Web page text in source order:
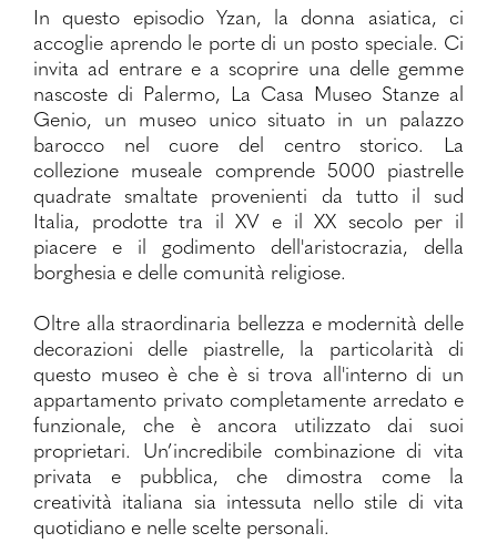
In questo episodio Yzan, la donna asiatica, ci
accoglie aprendo le porte di un posto speciale. Ci
invita ad entrare e a scoprire una delle gemme
nascoste di Palermo, La Casa Museo Stanze al
Genio, un museo unico situato in un palazzo
barocco nel cuore del centro storico. La
collezione museale comprende 5000 piastrelle
quadrate smaltate provenienti da tutto il sud
Italia, prodotte tra il XV e il XX secolo per il
piacere e il godimento dell'aristocrazia, della
borghesia e delle comunità religiose.
Oltre alla straordinaria bellezza e modernità delle
decorazioni delle piastrelle, la particolarità di
questo museo è che è si trova all'interno di un
appartamento privato completamente arredato e
funzionale, che è ancora utilizzato dai suoi
proprietari. Un’incredibile combinazione di vita
privata e pubblica, che dimostra come la
creatività italiana sia intessuta nello stile di vita
quotidiano e nelle scelte personali.